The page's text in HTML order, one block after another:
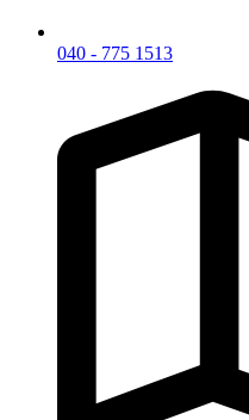
040 - 775 1513